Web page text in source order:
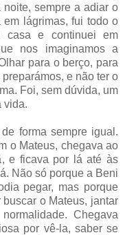
sempre a adiar o
lágrimas, fui todo o
casa e continuei em
nos imaginamos a
para o berço, para
e não ter o
Foi, sem dúvida, um
vida.
forma sempre igual.
o Mateus, chegava ao
e ficava por lá até às
Não só porque a Beni
pegar, mas porque
o Mateus, jantar
Chegava
por vê-la, saber se